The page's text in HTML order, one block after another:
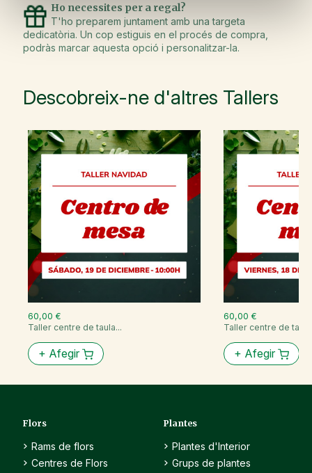
Ho necessites per a regal?
T'ho preparem juntament amb una targeta
dedicatòria. Un cop estiguis en el procés de compra,
podràs marcar aquesta opció i personalitzar-la.
Descobreix-ne d'altres Tallers
60,00 €
Taller centre de taula...
+ Afegir
60,00 €
Taller centre de
+ Afegir
Flors
Rams de flors
Centres de Flors
Plantes
Plantes d'Interior
Grups de plantes